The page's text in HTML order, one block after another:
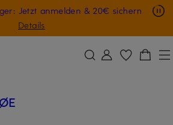
Jetzt anmelden & 20€ sichern
Details
auf digitale Geschenkkarten